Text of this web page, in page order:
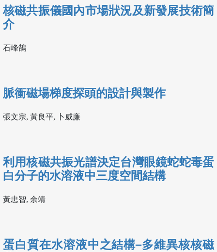
核磁共振儀國內市場狀況及新發展技術簡
介
石峰鵠
脈衝磁場梯度探頭的設計與製作
張文宗, 黃良平, 卜威廉
利用核磁共振光譜決定台灣眼鏡蛇蛇毒蛋
白分子的水溶液中三度空間結構
黃忠智, 余靖
蛋白質在水溶液中之結構─多維異核核磁